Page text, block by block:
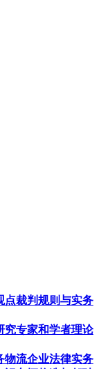
裁判规则与实务
专家和学者理论
物流企业法律实务